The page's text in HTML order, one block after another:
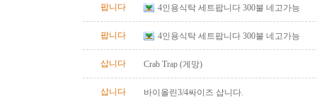
팝니다 4인용식탁 세트팝니다 300불 네고가능
팝니다 4인용식탁 세트팝니다 300불 네고가능
삽니다 Crab Trap (게망)
삽니다 바이올린3/4싸이즈 삽니다.